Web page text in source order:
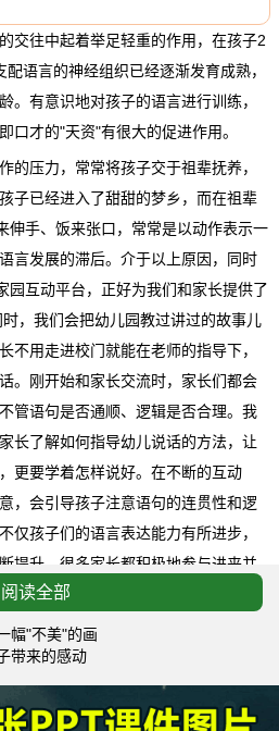
往中起着举足轻重的作用，在孩子2
语言的神经组织已经逐渐发育成熟，
。有意识地对孩子的语言进行训练，
口才的"天资"有很大的促进作用。
压力，常常将孩子交于祖辈抚养，
子已经进入了甜甜的梦乡，而在祖辈
伸手、饭来张口，常常是以动作表示一
言发展的滞后。介于以上原因，同时
园互动平台，正好为我们和家长提供了
，我们会把幼儿园教过讲过的故事儿
不用走进校门就能在老师的指导下，
。刚开始和家长交流时，家长们都会
管语句是否通顺、逻辑是否合理。我
长了解如何指导幼儿说话的方法，让
更要学着怎样说好。在不断的互动
，会引导孩子注意语句的连贯性和逻
仅孩子们的语言表达能力有所进步，
提升，很多家长都积极地参与进来并
展，光靠幼儿园老师的教导是远远
能全方位的为幼儿创设更好的、更适
，说得尽兴。
阅读全部
幅"不美"的画
带来的感动